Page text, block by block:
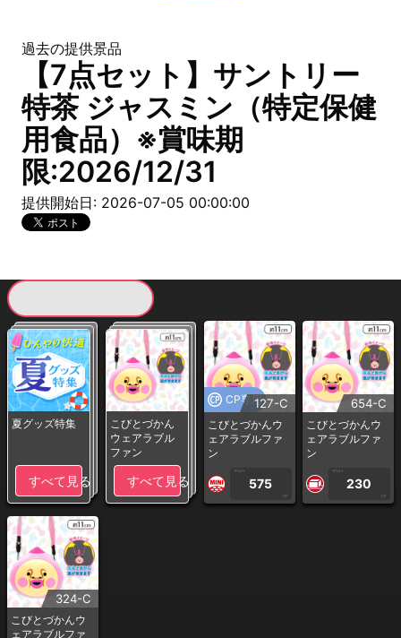
過去の提供景品
【7点セット】サントリー
特茶 ジャスミン（特定保健
用食品）※賞味期
限:2026/12/31
提供開始日: 2026-07-05 00:00:00
夏グッズ特集
すべて見る
こびとづかん
ウェアラブル
ファン
すべて見る
CP専用127-C
こびとづかんウ
ェアラブルファ
ン
1PLAY
575
CP
654-C
こびとづかんウ
ェアラブルファ
ン
1PLAY
230
CP
324-C
こびとづかんウ
ェアラブルファ